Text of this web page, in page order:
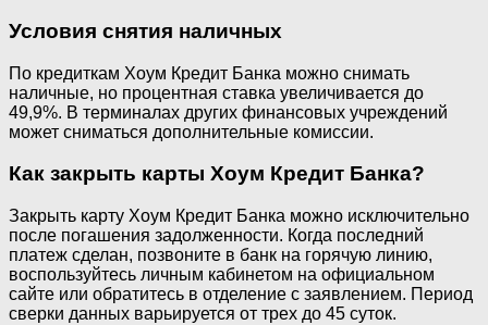
Условия снятия наличных
По кредиткам Хоум Кредит Банка можно снимать
наличные, но процентная ставка увеличивается до
49,9%. В терминалах других финансовых учреждений
может сниматься дополнительные комиссии.
Как закрыть карты Хоум Кредит Банка?
Закрыть карту Хоум Кредит Банка можно исключительно
после погашения задолженности. Когда последний
платеж сделан, позвоните в банк на горячую линию,
воспользуйтесь личным кабинетом на официальном
сайте или обратитесь в отделение с заявлением. Период
сверки данных варьируется от трех до 45 суток.